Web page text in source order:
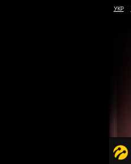
УКР